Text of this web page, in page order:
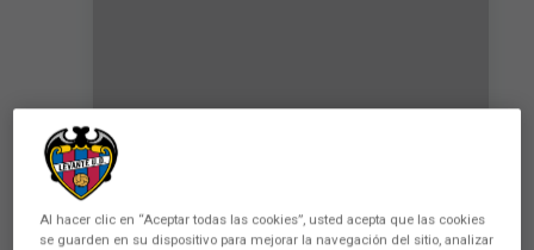
Kervin Arriaga prepara con
frente a Argentina
PRIMER EQUIPO
Al hacer clic en “Aceptar todas las cookies”, usted acepta que las cookies
se guarden en su dispositivo para mejorar la navegación del sitio, analizar